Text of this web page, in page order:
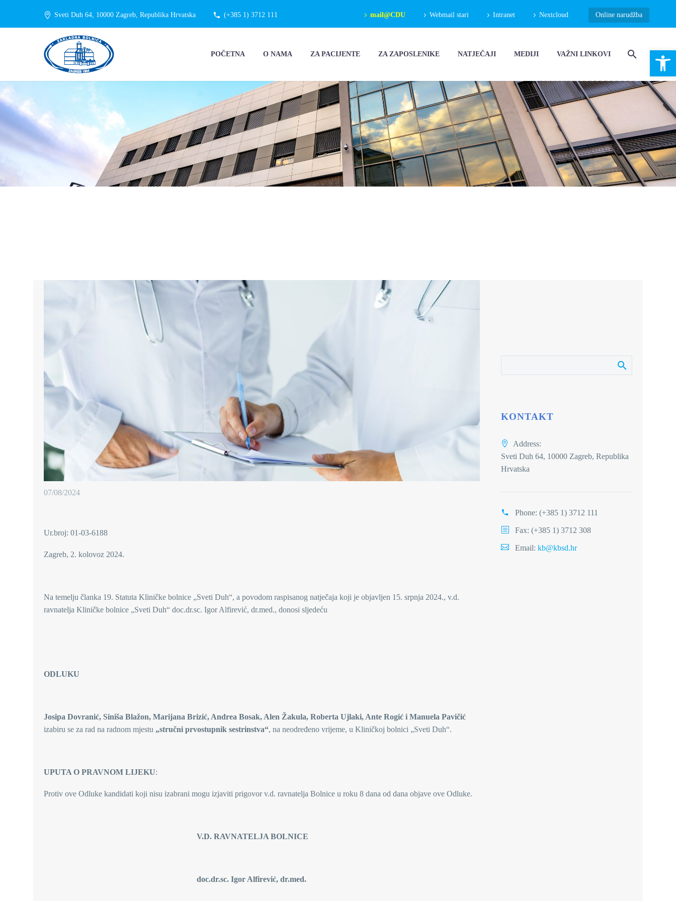
Sveti Duh 64, 10000 Zagreb, Republika Hrvatska (+385 1) 3712 111 mail@CDU Webmail stari Intranet Nextcloud Online narudžba
POČETNA O NAMA ZA PACIJENTE ZA ZAPOSLENIKE NATJEČAJI MEDIJI VAŽNI LINKOVI
07/08/2024
Ur.broj: 01-03-6188
Zagreb, 2. kolovoz 2024.
Na temelju članka 19. Statuta Kliničke bolnice „Sveti Duh“, a povodom raspisanog natječaja koji je objavljen 15. srpnja 2024., v.d.
ravnatelja Kliničke bolnice „Sveti Duh“ doc.dr.sc. Igor Alfirević, dr.med., donosi sljedeću
ODLUKU
Josipa Dovranić, Siniša Blažon, Marijana Brizić, Andrea Bosak, Alen Žakula, Roberta Ujlaki, Ante Rogić i Manuela Pavičić
izabiru se za rad na radnom mjestu „stručni prvostupnik sestrinstva“, na neodređeno vrijeme, u Kliničkoj bolnici „Sveti Duh“.
UPUTA O PRAVNOM LIJEKU:
Protiv ove Odluke kandidati koji nisu izabrani mogu izjaviti prigovor v.d. ravnatelja Bolnice u roku 8 dana od dana objave ove Odluke.
V.D. RAVNATELJA BOLNICE
doc.dr.sc. Igor Alfirević, dr.med.
KONTAKT
Address:
Sveti Duh 64, 10000 Zagreb, Republika
Hrvatska
Phone: (+385 1) 3712 111
Fax: (+385 1) 3712 308
Email: kb@kbsd.hr